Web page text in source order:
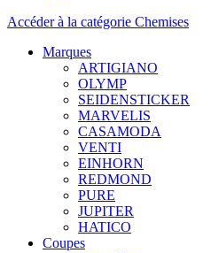
Accéder à la catégorie Chemises
Marques
ARTIGIANO
OLYMP
SEIDENSTICKER
MARVELIS
CASAMODA
VENTI
EINHORN
REDMOND
PURE
JUPITER
HATICO
Coupes